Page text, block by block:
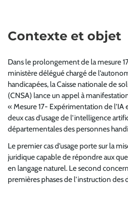
Contexte et objet
Dans le prolongement de la mesure
ministère délégué chargé de
handicapées, la Caisse nationale de
(CNSA) lance un appel à
« Mesure 17- Expérimentation de l’IA
deux cas d’usage de l’intelligence
départementales des personnes
Le premier cas d’usage porte sur la
juridique capable de répondre aux
en langage naturel. Le second
premières phases de l’instruction des